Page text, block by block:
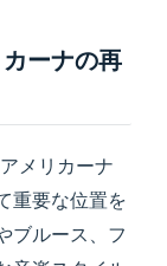
ーナの再
メリカーナ
重要な位置を
ブルース、フ